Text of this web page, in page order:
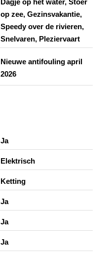
Dagje op het water, Stoer
op zee, Gezinsvakantie,
Speedy over de rivieren,
Snelvaren, Pleziervaart
Nieuwe antifouling april
2026
Ja
Elektrisch
Ketting
Ja
Ja
Ja